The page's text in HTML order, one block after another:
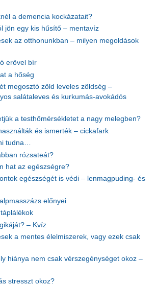
a demencia kockázatait?
jön egy kis hűsítő – mentavíz
az otthonunkban – milyen megoldások
erővel bír
a hőség
megosztó zöld leveles zöldség –
salátaleves és kurkumás-avokádós
a testhőmérsékletet a nagy melegben?
és ismerték – cickafark
tudna…
rózsateát?
hat az egészségre?
egészségét is védi – lenmagpuding- és
előnyei
– Kvíz
a mentes élelmiszerek, vagy ezek csak
hiánya nem csak vérszegénységet okoz –
stresszt okoz?